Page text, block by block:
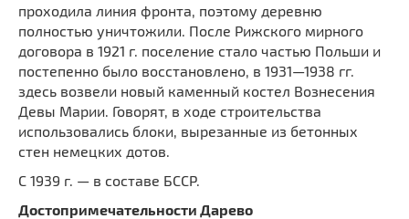
проходила линия фронта, поэтому деревню
полностью уничтожили. После Рижского мирного
договора в 1921 г. поселение стало частью Польши и
постепенно было восстановлено, в 1931—1938 гг.
здесь возвели новый каменный костел Вознесения
Девы Марии. Говорят, в ходе строительства
использовались блоки, вырезанные из бетонных
стен немецких дотов.
С 1939 г. — в составе БССР.
Достопримечательности Дарево